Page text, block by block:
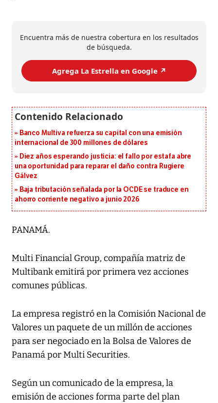
Encuentra más de nuestra cobertura en los resultados
de búsqueda.
Agrega La Estrella en Google ↗️
Banco Multiva refuerza su capital con una emisión
internacional de 300 millones de dólares
Diez años esperando justicia: el fallo por estafa abre
una oportunidad para reparar el daño contra Rugiere
Gálvez
Baja tributación señalada por la OCDE se traduce en
ahorro corriente negativo a junio 2026
PANAMÁ.
Multi Financial Group, compañía matriz de
Multibank emitirá por primera vez acciones
comunes públicas.
La empresa registró en la Comisión Nacional de
Valores un paquete de un millón de acciones
para ser negociado en la Bolsa de Valores de
Panamá por Multi Securities.
Según un comunicado de la empresa, la
emisión de acciones forma parte del plan